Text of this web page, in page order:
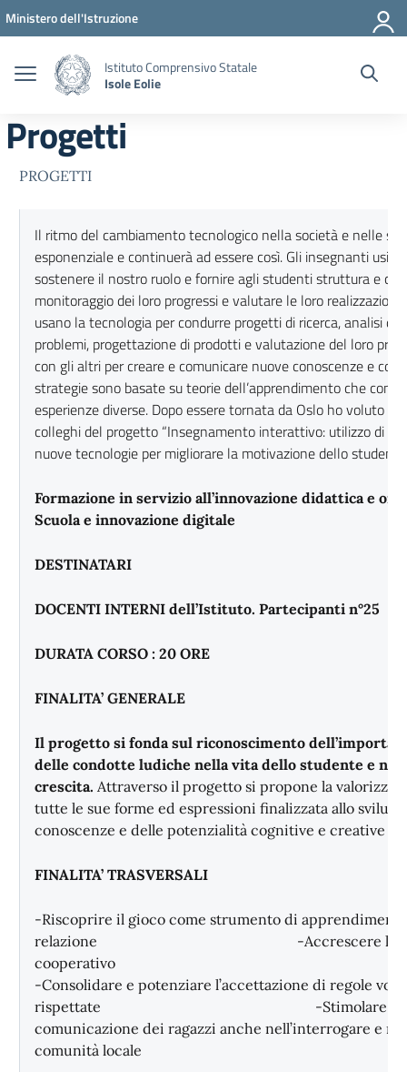
Vai ai contenuti
Vai al menu di navigazione
Vai al footer
Ministero dell'Istruzione
Istituto Comprensivo Statale
Isole Eolie
Progetti
PROGETTI
Il ritmo del cambiamento tecnologico nella società e nelle
esponenziale e continuerà ad essere così. Gli insegnanti
sostenere il nostro ruolo e fornire agli studenti struttura e
monitoraggio dei loro progressi e valutare le loro
usano la tecnologia per condurre progetti di ricerca, analisi
problemi, progettazione di prodotti e valutazione del loro
con gli altri per creare e comunicare nuove conoscenze e
strategie sono basate su teorie dell’apprendimento che
esperienze diverse. Dopo essere tornata da Oslo ho voluto
colleghi del progetto “Insegnamento interattivo: utilizzo di
nuove tecnologie per migliorare la motivazione dello studente
Formazione in servizio all’innovazione didattica e
Scuola e innovazione digitale
DESTINATARI
DOCENTI INTERNI dell’Istituto. Partecipanti n°25
DURATA CORSO : 20 ORE
FINALITA’ GENERALE
Il progetto si fonda sul riconoscimento
delle condotte ludiche nella vita dello studente e nel
crescita. Attraverso il progetto si propone la
tutte le sue forme ed espressioni finalizzata allo
conoscenze e delle potenzialità cognitive e creative di
FINALITA’ TRASVERSALI
-Riscoprire il gioco come strumento di
relazione -Accrescere lo
-Consolidare e potenziare l’accettazione di regole
rispettate -Stimolare la
comunicazione dei ragazzi anche nell’interrogare e
comunità locale